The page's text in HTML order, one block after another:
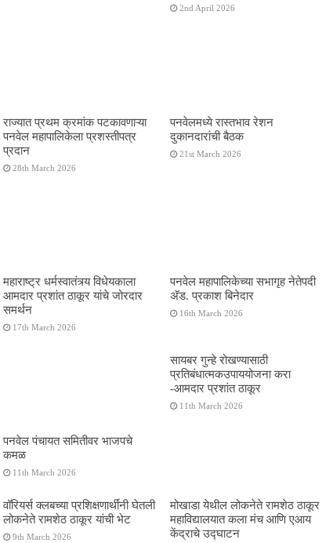
2nd April 2026
राज्यात प्रथम क्रमांक पटकावणाऱ्या
पनवेल महापालिकेला प्रशस्तीपत्र
प्रदान
28th March 2026
पनवेलमध्ये रास्तभाव रेशन
दुकानदारांची बैठक
21st March 2026
महाराष्ट्र धर्मस्वातंत्र्य विधेयकाला
आमदार प्रशांत ठाकूर यांचे जोरदार
समर्थन
17th March 2026
पनवेल महापालिकेच्या सभागृह नेतेपदी
अ‍ॅड. प्रकाश बिनेदार
16th March 2026
पनवेल पंचायत समितीवर भाजपचे
कमळ
11th March 2026
सायबर गुन्हे रोखण्यासाठी
प्रतिबंधात्मकउपाययोजना करा
-आमदार प्रशांत ठाकूर
11th March 2026
वॉरियर्स क्लबच्या प्रशिक्षणार्थींनी घेतली
लोकनेते रामशेठ ठाकूर यांची भेट
9th March 2026
मोखाडा येथील लोकनेते रामशेठ ठाकूर
महाविद्यालयात कला मंच आणि एआय
केंद्राचे उद्घाटन